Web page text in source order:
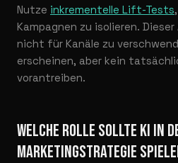
Nutze inkrementelle Lift-Tests
Kampagnen zu isolieren.
nicht für Kanäle zu
erscheinen, aber kein
vorantreiben.
WELCHE ROLLE SOLLTE KI IN
MARKETINGSTRATEGIE